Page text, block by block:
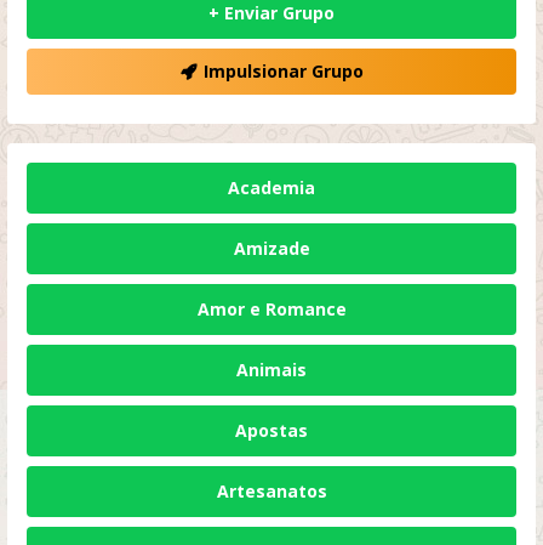
+ Enviar Grupo
Impulsionar Grupo
Academia
Amizade
Amor e Romance
Animais
Apostas
Artesanatos